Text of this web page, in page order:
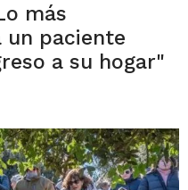
más
un paciente
a su hogar"